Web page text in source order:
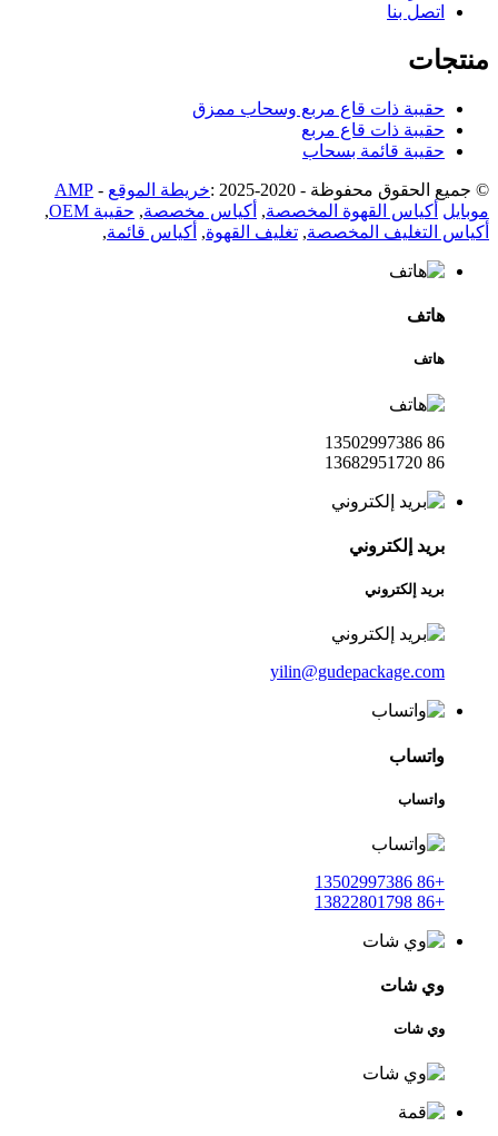
اتصل بنا
منتجات
حقيبة ذات قاع مربع وسحاب ممزق
حقيبة ذات قاع مربع
حقيبة قائمة بسحاب
© جميع الحقوق محفوظة - 2020-2025 : خريطة الموقع -
AMP
موبايل أكياس القهوة المخصصة, أكياس مخصصة, حقيبة OEM
,
أكياس التغليف المخصصة, تغليف القهوة, أكياس قائمة,
هاتف
هاتف
86 13502997386
86 13682951720
بريد إلكتروني
بريد إلكتروني
yilin@gudepackage.com
واتساب
واتساب
+86 13502997386
+86 13822801798
وي شات
وي شات